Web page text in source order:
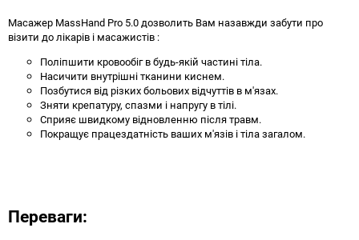
Масажер MassHand Pro 5.0 дозволить Вам назавжди забути про
візити до лікарів і масажистів :
Поліпшити кровообіг в будь-якій частині тіла.
Насичити внутрішні тканини киснем.
Позбутися від різких больових відчуттів в м'язах.
Зняти крепатуру, спазми і напругу в тілі.
Сприяє швидкому відновленню після травм.
Покращує працездатність ваших м'язів і тіла загалом.
Переваги: